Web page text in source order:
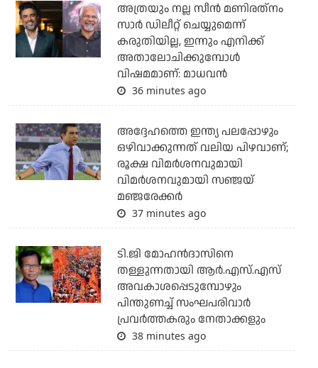
അത്രയും നല്ല സീന്‍ മണിരത്‌നം
സാര്‍ ഡിലീറ്റ് ചെയ്യുമെന്ന്
കരുതിയില്ല, ഇന്നും എനിക്ക്
അതാലോചിക്കുമ്പോള്‍
വിഷമമാണ്: മാധവന്‍
36 minutes ago
അദ്ദേഹത്തെ ഇന്ത്യ പലപ്പോഴും
ഒഴിവാക്കുന്നത് വലിയ പിഴവാണ്;
രൂക്ഷ വിമര്‍ശനവുമായി
വിമര്‍ശനവുമായി സഞ്ജയ്
മഞ്ജരേക്കര്‍
37 minutes ago
ടി.ജി മോഹന്‍ദാസിനെ
തള്ളുന്നതായി ആര്‍.എസ്.എസ്
അവകാശപ്പെടുമ്പോഴും
പിന്തുണച്ച് സംഘപരിവാര്‍
പ്രവര്‍ത്തകരും നേതാക്കളും
38 minutes ago